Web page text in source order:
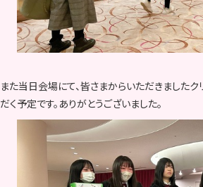
また当日会場にて、皆さまからいただきました
だく予定です。ありがとうございました。